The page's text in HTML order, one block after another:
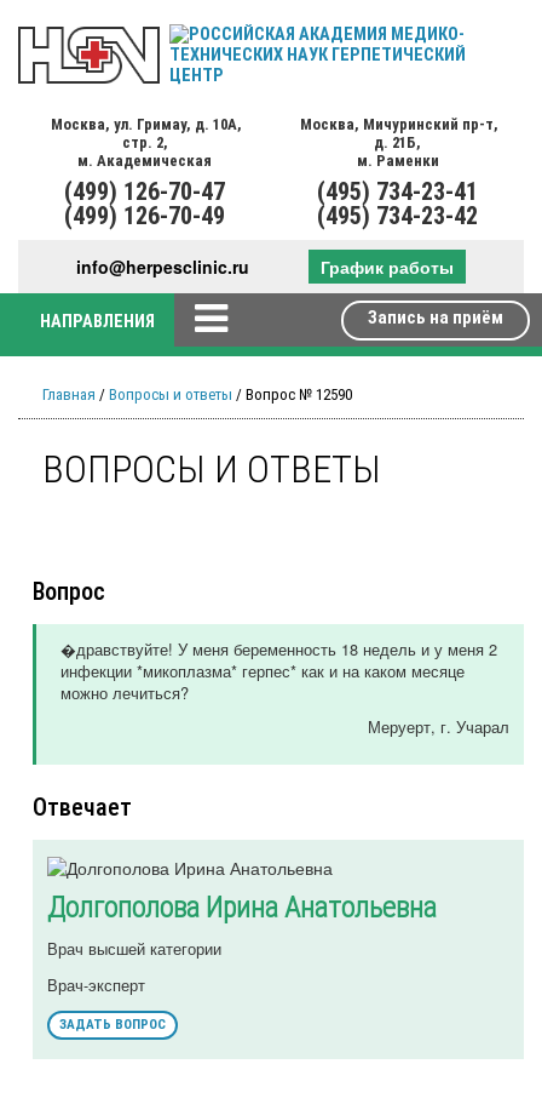
Москва, ул. Гримау, д. 10А,
стр. 2,
м. Академическая
(499) 126-70-47
(499) 126-70-49
Москва, Мичуринский пр-т,
д. 21Б,
м. Раменки
(495) 734-23-41
(495) 734-23-42
info@herpesclinic.ru График работы
НАПРАВЛЕНИЯ Запись на приём
Главная / Вопросы и ответы / Вопрос № 12590
ВОПРОСЫ И ОТВЕТЫ
Вопрос
�дравствуйте! У меня беременность 18 недель и у меня 2
инфекции *микоплазма* герпес* как и на каком месяце
можно лечиться?
Меруерт, г. Учарал
Отвечает
Долгополова Ирина Анатольевна
Врач высшей категории
Врач-эксперт
ЗАДАТЬ ВОПРОС